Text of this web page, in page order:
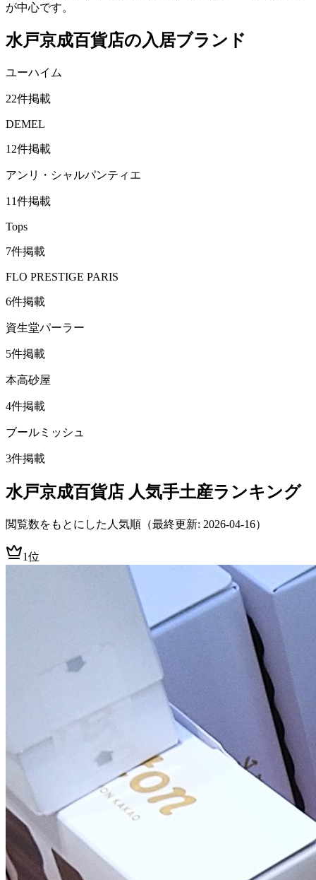
が中心です。
水戸京成百貨店の入居ブランド
ユーハイム
22件掲載
DEMEL
12件掲載
アンリ・シャルパンティエ
11件掲載
Tops
7件掲載
FLO PRESTIGE PARIS
6件掲載
資生堂パーラー
5件掲載
本高砂屋
4件掲載
ブールミッシュ
3件掲載
水戸京成百貨店 人気手土産ランキング
閲覧数をもとにした人気順 （最終更新: 2026-04-16）
1位